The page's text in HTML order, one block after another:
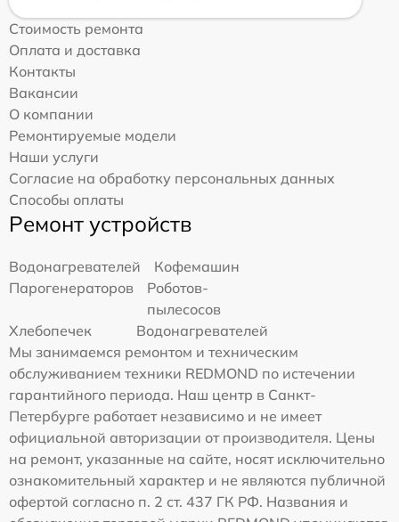
Стоимость ремонта
Оплата и доставка
Контакты
Вакансии
О компании
Ремонтируемые модели
Наши услуги
Согласие на обработку персональных данных
Способы оплаты
Ремонт устройств
Водонагревателей
Кофемашин
Парогенераторов
Роботов-
пылесосов
Хлебопечек
Водонагревателей
Мы занимаемся ремонтом и техническим
обслуживанием техники REDMOND по истечении
гарантийного периода. Наш центр в Санкт-
Петербурге работает независимо и не имеет
официальной авторизации от производителя. Цены
на ремонт, указанные на сайте, носят исключительно
ознакомительный характер и не являются публичной
офертой согласно п. 2 ст. 437 ГК РФ. Названия и